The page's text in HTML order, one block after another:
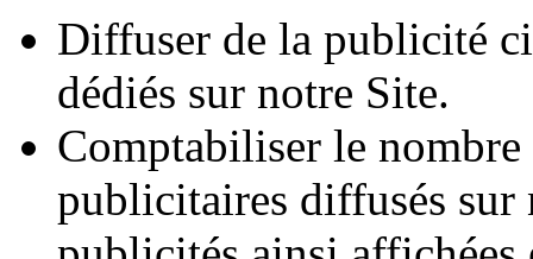
Diffuser de la publicité
dédiés sur notre Site.
Comptabiliser le nombre
publicitaires diffusés sur